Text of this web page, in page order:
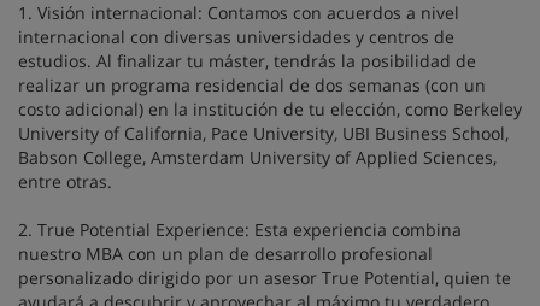
1. Visión internacional: Contamos con acuerdos a nivel
internacional con diversas universidades y centros de
estudios. Al finalizar tu máster, tendrás la posibilidad de
realizar un programa residencial de dos semanas (con un
costo adicional) en la institución de tu elección, como Berkeley
University of California, Pace University, UBI Business School,
Babson College, Amsterdam University of Applied Sciences,
entre otras.
2. True Potential Experience: Esta experiencia combina
nuestro MBA con un plan de desarrollo profesional
personalizado dirigido por un asesor True Potential, quien te